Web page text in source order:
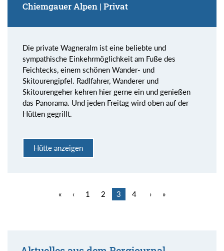
Chiemgauer Alpen | Privat
Die private Wagneralm ist eine beliebte und
sympathische Einkehrmöglichkeit am Fuße des
Feichtecks, einem schönen Wander- und
Skitourengipfel. Radlfahrer, Wanderer und
Skitourengeher kehren hier gerne ein und genießen
das Panorama. Und jeden Freitag wird oben auf der
Hütten gegrillt.
Hütte anzeigen
« ‹ 1 2 3 4 › »